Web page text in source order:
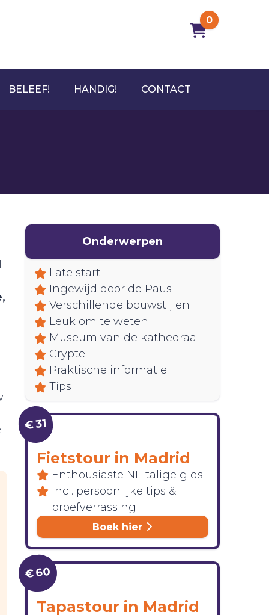
0
BELEEF! HANDIG! CONTACT
Onderwerpen
Late start
Ingewijd door de Paus
Verschillende bouwstijlen
Leuk om te weten
Museum van de kathedraal
Crypte
Praktische informatie
Tips
€ 31
Fietstour in Madrid
Enthousiaste NL-talige gids
Incl. persoonlijke tips &
proefverrassing
Boek hier
€ 60
Tapastour in Madrid